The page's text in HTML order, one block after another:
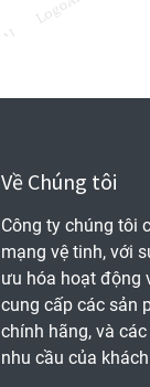
Về Chúng tôi
Công ty chúng tôi
mạng vệ tinh, với
ưu hóa hoạt động
cung cấp các sản
chính hãng, và
nhu cầu của